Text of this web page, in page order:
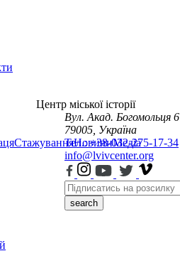
СтажуванняНовиниМедіа
Центр міської історії
Вул. Акад. Богомольця 6
79005, Україна
Тел.: +38-032-275-17-34
info@lvivcenter.org
search